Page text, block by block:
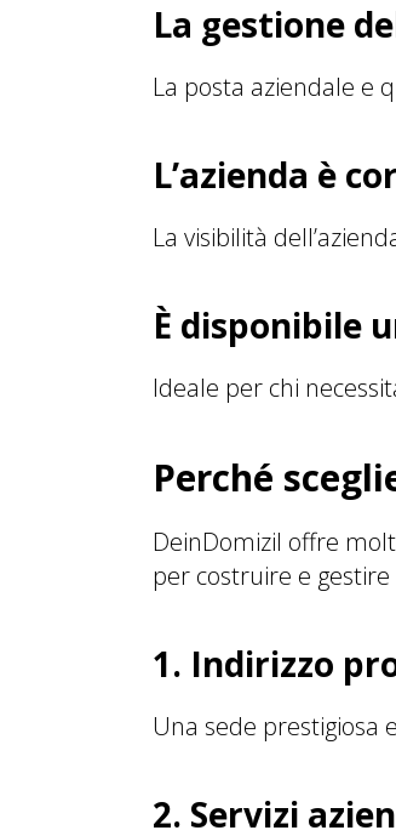
La gestione
La posta aziendale e
L’azienda è
La visibilità
È disponibile
Ideale per chi
Perché
DeinDomizil offre
per costruire e
1. Indirizzo
Una sede prestigiosa
2. Servizi